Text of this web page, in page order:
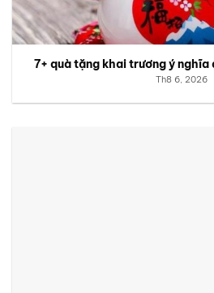
7+ quà tặng khai trương ý
Th8 6, 2026